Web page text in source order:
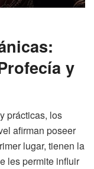
y
prácticas, los
afirman poseer
lugar, tienen la
les permite influir